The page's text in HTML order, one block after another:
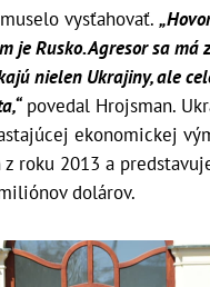
vysťahovať.
je Rusko. Agresor sa má
nielen Ukrajiny, ale
povedal Hrojsman.
ekonomickej
roku 2013 a
dolárov.